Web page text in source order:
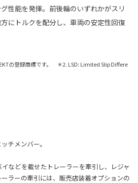
性能を発揮。前後輪のいずれかがスリ
にトルクを配分し、車両の安定性回復
の登録商標です。 ＊2. LSD: Limited Slip Differe
チメンバー。
などを載せたトレーラーを牽引し、レジャ
ラーの牽引には、販売店装着オプションの